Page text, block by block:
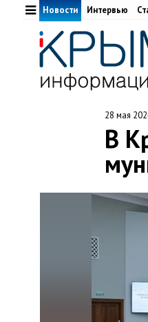
Новости Интервью
28 мая
В